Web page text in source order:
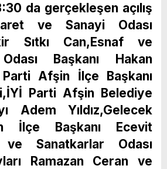
da gerçekleşen açılış
ve Sanayi Odası
Sıtkı Can,Esnaf ve
Başkanı Hakan
Afşin İlçe Başkanı
Parti Afşin Belediye
Adem Yıldız,Gelecek
İlçe Başkanı Ecevit
ve Sanatkarlar Odası
Ramazan Ceran ve